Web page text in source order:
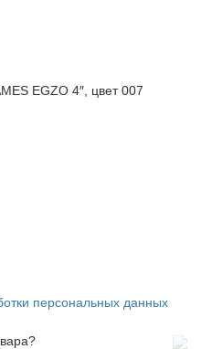
EGZO 4″, цвет 007
персональных данных